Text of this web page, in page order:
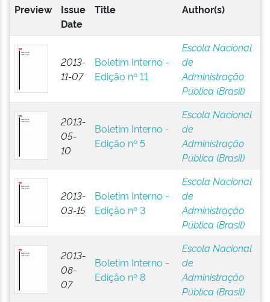
Preview
Issue
Date
Title Author(s)
2013-
11-07
Boletim Interno -
Edição nº 11
Escola Nacional
de
Administração
Pública (Brasil)
2013-
05-
10
Boletim Interno -
Edição nº 5
Escola Nacional
de
Administração
Pública (Brasil)
2013-
03-15
Boletim Interno -
Edição nº 3
Escola Nacional
de
Administração
Pública (Brasil)
2013-
08-
07
Boletim Interno -
Edição nº 8
Escola Nacional
de
Administração
Pública (Brasil)